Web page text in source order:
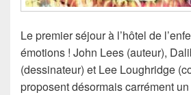
Le premier séjour à l’hôtel de
émotions ! John Lees (auteur),
(dessinateur) et Lee Loughridge
proposent désormais carrément